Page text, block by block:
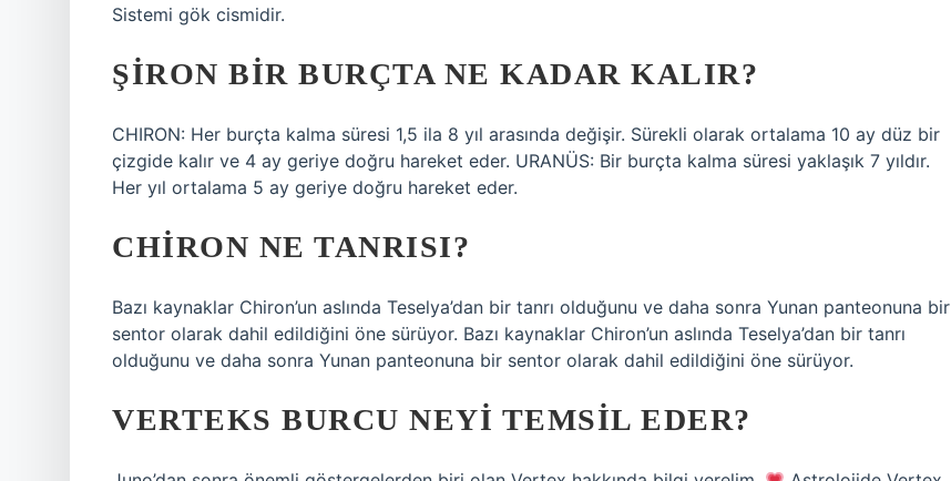
Sistemi gök cismidir.
ŞIRON BIR BURÇTA NE KADAR KALIR?
CHIRON: Her burçta kalma süresi 1,5 ila 8 yıl arasında değişir. Sürekli olarak ortalama 10 ay düz bir
çizgide kalır ve 4 ay geriye doğru hareket eder. URANÜS: Bir burçta kalma süresi yaklaşık 7 yıldır.
Her yıl ortalama 5 ay geriye doğru hareket eder.
CHIRON NE TANRISI?
Bazı kaynaklar Chiron’un aslında Teselya’dan bir tanrı olduğunu ve daha sonra Yunan panteonuna bir
sentor olarak dahil edildiğini öne sürüyor. Bazı kaynaklar Chiron’un aslında Teselya’dan bir tanrı
olduğunu ve daha sonra Yunan panteonuna bir sentor olarak dahil edildiğini öne sürüyor.
VERTEKS BURCU NEYI TEMSIL EDER?